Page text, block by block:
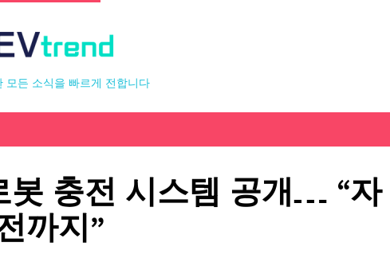
모든 소식을 빠르게 전합니다
충전 시스템 공개… “자
까지”